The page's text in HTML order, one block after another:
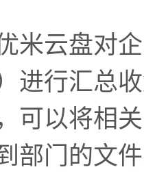
米云盘对
进行汇总
可以将相
部门的文